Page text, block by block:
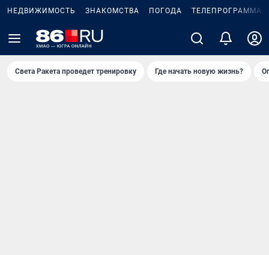
НЕДВИЖИМОСТЬ ЗНАКОМСТВА ПОГОДА ТЕЛЕПРОГРАММА
Света Ракета проведет тренировку Где начать новую жизнь?